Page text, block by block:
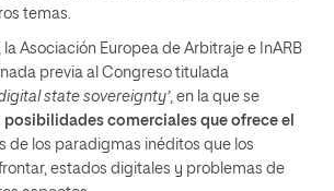
temas.
la Asociación Europea de Arbitraje e InARB
previa al Congreso titulada
state sovereignty’, en la que se
posibilidades comerciales que ofrece el
de los paradigmas inéditos que los
estados digitales y problemas de